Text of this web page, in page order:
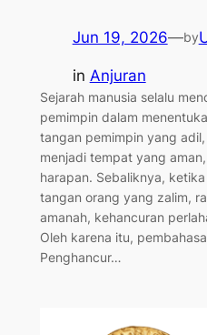
Jun 19, 2026—by
in Anjuran
Sejarah manusia selalu
pemimpin dalam
tangan pemimpin yang
menjadi tempat yang
harapan. Sebaliknya,
tangan orang yang zalim,
amanah, kehancuran
Oleh karena itu,
Penghancur…